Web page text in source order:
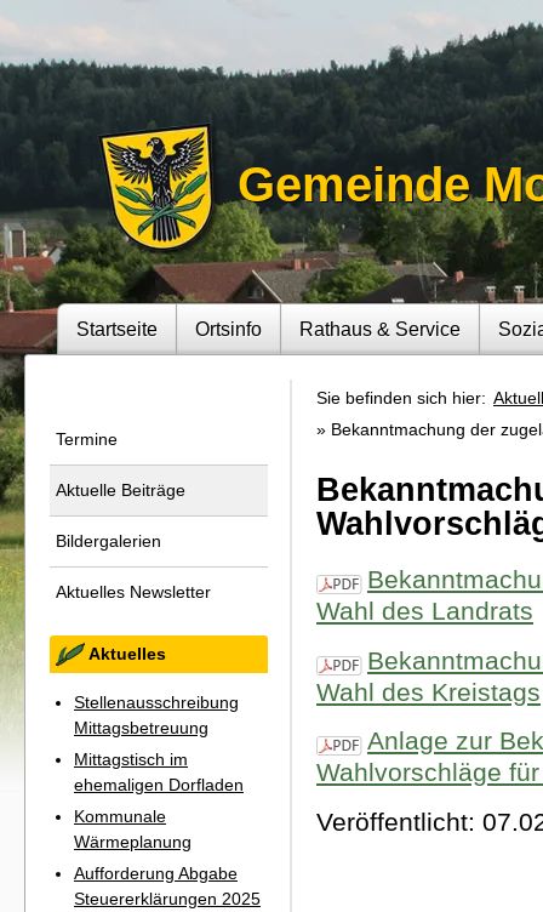
Gemeinde
Startseite Ortsinfo Rathaus & Service
Termine
Aktuelle Beiträge
Bildergalerien
Aktuelles Newsletter
Aktuelles
Stellenausschreibung
Mittagsbetreuung
Mittagstisch im
ehemaligen Dorfladen
Kommunale
Wärmeplanung
Aufforderung Abgabe
Steuererklärungen 2025
Sie befinden sich hier:
Bekanntmachung der
Wahl des Landrats
Wahl des Kreistags
Anlage zur
Wahlvorschläge
Veröffentlicht: